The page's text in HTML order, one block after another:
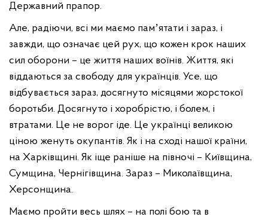
Державний прапор.
Але, радіючи, всі ми маємо памʼятати і зараз, і
завжди, що означає цей рух, що кожен крок наших
сил оборони – це життя наших воїнів. Життя, які
віддаються за свободу для українців. Усе, що
відбувається зараз, досягнуто місяцями жорстокої
боротьби. Досягнуто і хоробрістю, і болем, і
втратами. Це не ворог іде. Це українці великою
ціною женуть окупантів. Як і на сході нашої країни,
на Харківщині. Як іще раніше на півночі – Київщина,
Сумщина, Чернігівщина. Зараз – Миколаївщина,
Херсонщина.
Маємо пройти весь шлях – на полі бою та в